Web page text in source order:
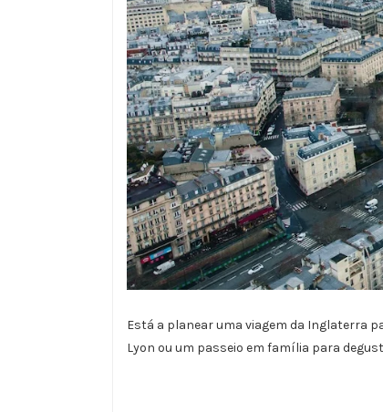
Está a planear uma viagem da Inglaterra
Lyon ou um passeio em família para